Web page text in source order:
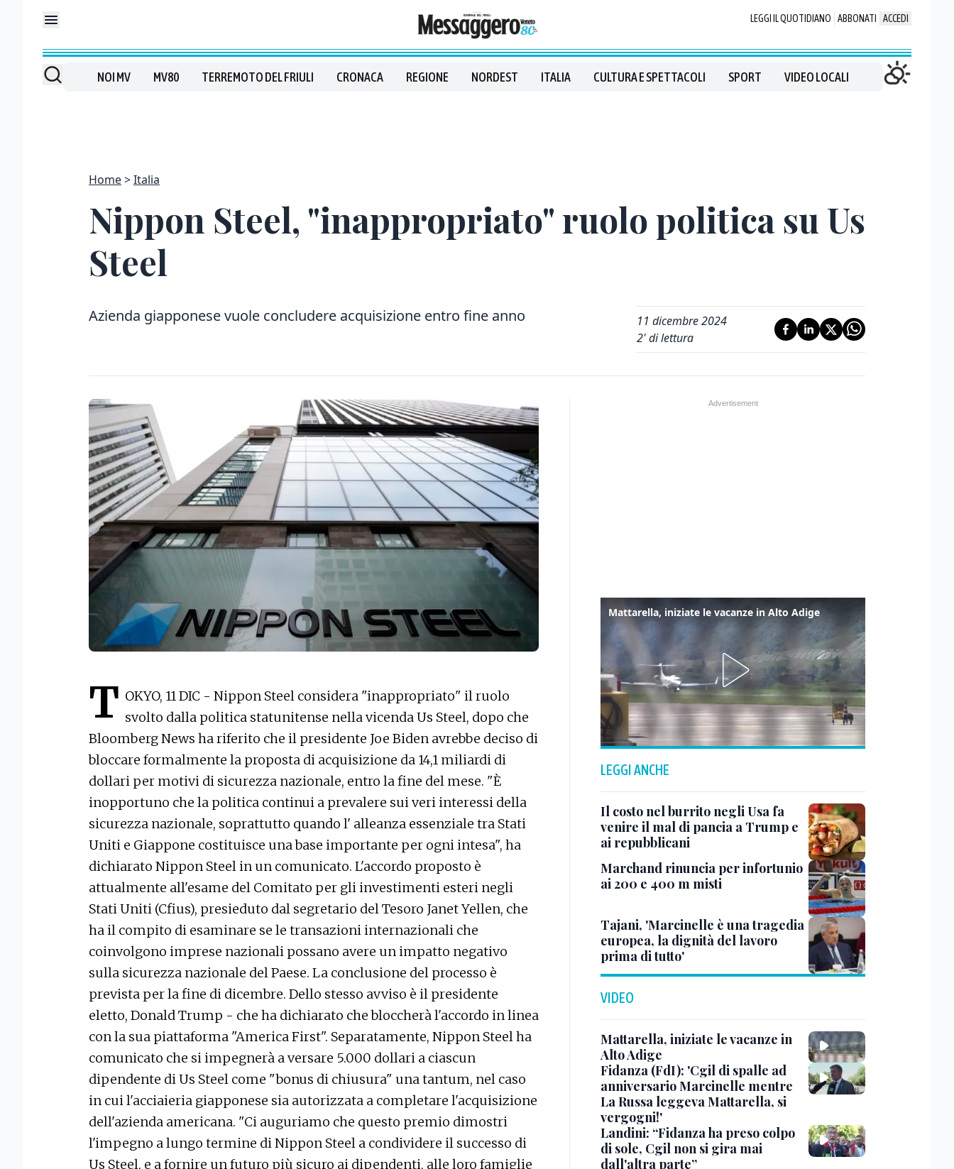
LEGGI IL QUOTIDIANO ABBONATI ACCEDI
NOI MV MV80 TERREMOTO DEL FRIULI CRONACA REGIONE NORDEST ITALIA CULTURA E SPETTACOLI SPORT VIDEO LOCALI
Home Italia
Nippon Steel, "inappropriato" ruolo politica su Us
Steel
Azienda giapponese vuole concludere acquisizione entro fine anno
11 dicembre 2024
2' di lettura
T OKYO, 11 DIC - Nippon Steel considera "inappropriato" il ruolo
svolto dalla politica statunitense nella vicenda Us Steel, dopo che
Bloomberg News ha riferito che il presidente Joe Biden avrebbe deciso di
bloccare formalmente la proposta di acquisizione da 14,1 miliardi di
dollari per motivi di sicurezza nazionale, entro la fine del mese. "È
inopportuno che la politica continui a prevalere sui veri interessi della
sicurezza nazionale, soprattutto quando l' alleanza essenziale tra Stati
Uniti e Giappone costituisce una base importante per ogni intesa", ha
dichiarato Nippon Steel in un comunicato. L'accordo proposto è
attualmente all'esame del Comitato per gli investimenti esteri negli
Stati Uniti (Cfius), presieduto dal segretario del Tesoro Janet Yellen, che
ha il compito di esaminare se le transazioni internazionali che
coinvolgono imprese nazionali possano avere un impatto negativo
sulla sicurezza nazionale del Paese. La conclusione del processo è
prevista per la fine di dicembre. Dello stesso avviso è il presidente
eletto, Donald Trump - che ha dichiarato che bloccherà l'accordo in linea
con la sua piattaforma "America First". Separatamente, Nippon Steel ha
comunicato che si impegnerà a versare 5.000 dollari a ciascun
dipendente di Us Steel come "bonus di chiusura" una tantum, nel caso
in cui l'acciaieria giapponese sia autorizzata a completare l'acquisizione
dell'azienda americana. "Ci auguriamo che questo premio dimostri
l'impegno a lungo termine di Nippon Steel a condividere il successo di
Us Steel, e a fornire un futuro più sicuro ai dipendenti, alle loro famiglie
Mattarella, iniziate le vacanze in Alto Adige
LEGGI ANCHE
Il costo nel burrito negli Usa fa
venire il mal di pancia a Trump e
ai repubblicani
Marchand rinuncia per infortunio
ai 200 e 400 m misti
Tajani, 'Marcinelle è una tragedia
europea, la dignità del lavoro
prima di tutto'
VIDEO
Mattarella, iniziate le vacanze in
Alto Adige
Fidanza (FdI): 'Cgil di spalle ad
anniversario Marcinelle mentre
La Russa leggeva Mattarella, si
vergogni!'
Landini: “Fidanza ha preso colpo
di sole, Cgil non si gira mai
dall'altra parte”